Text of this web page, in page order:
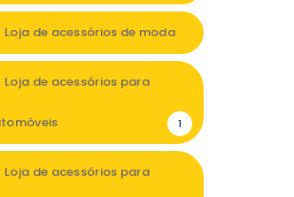
Loja de acessórios de moda
Loja de acessórios para
1
Loja de acessórios para